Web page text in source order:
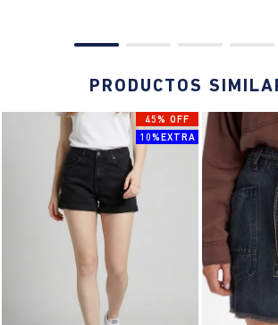
PRODUCTOS
45% OFF
10%EXTRA